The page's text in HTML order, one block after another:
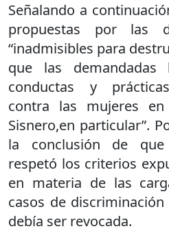
Señalando a
propuestas por las
“inadmisibles para
que las
conductas y
contra las mujeres
Sisnero,en particular”.
la conclusión de
respetó los criterios
en materia de las
casos de
debía ser revocada.